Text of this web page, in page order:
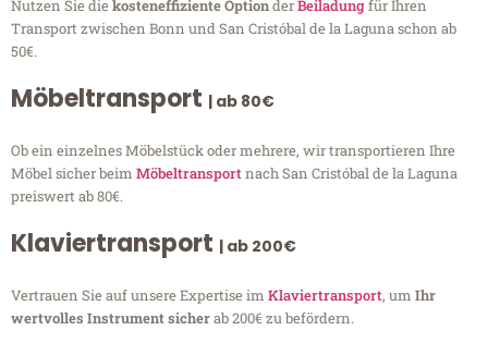
Nutzen Sie diekosteneffiziente OptionderBeiladungfür Ihren
Transport zwischen Bonn und San Cristóbal de la Laguna schon ab
50€.
Möbeltransport | ab 80€
Ob ein einzelnes Möbelstück oder mehrere, wir transportieren Ihre
Möbel sicher beim Möbeltransportnach San Cristóbal de la Laguna
preiswert ab 80€.
Klaviertransport | ab 200€
Vertrauen Sie auf unsere Expertise im Klaviertransport, um Ihr
wertvolles Instrument sicherab 200€ zu befördern.